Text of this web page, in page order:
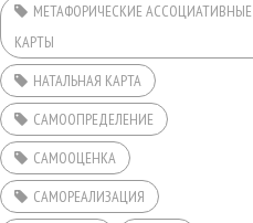
МЕТАФОРИЧЕСКИЕ АССОЦИАТИВНЫЕ
КАРТЫ
НАТАЛЬНАЯ КАРТА
САМООПРЕДЕЛЕНИЕ
САМООЦЕНКА
САМОРЕАЛИЗАЦИЯ